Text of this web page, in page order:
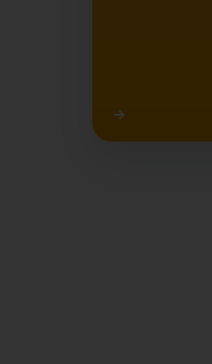
Acceder a